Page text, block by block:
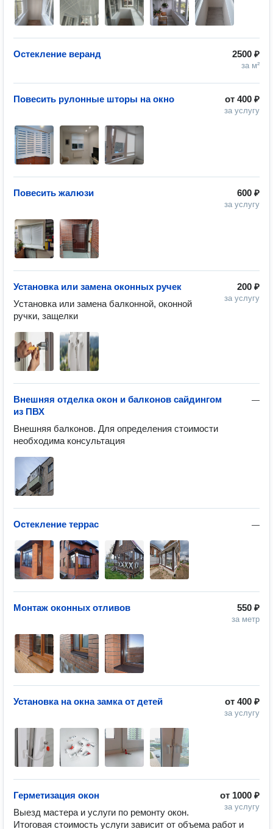
2500 ₽
за м²
Остекление веранд
от 400 ₽
за услугу
Повесить рулонные шторы на окно
600 ₽
за услугу
Повесить жалюзи
200 ₽
за услугу
Установка или замена оконных ручек
Установка или замена балконной, оконной
ручки, защелки
—
Внешняя отделка окон и балконов сайдингом
из ПВХ
Внешняя балконов. Для определения стоимости
необходима консультация
—
Остекление террас
550 ₽
за метр
Монтаж оконных отливов
от 400 ₽
за услугу
Установка на окна замка от детей
от 1000 ₽
за услугу
Герметизация окон
Выезд мастера и услуги по ремонту окон.
Итоговая стоимость услуги зависит от объема работ и